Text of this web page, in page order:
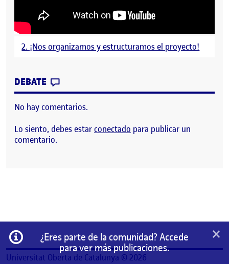
2. ¡Nos organizamos y estructuramos el proyecto!
DEBATE
No hay comentarios.
Lo siento, debes estarconectado para publicar un
comentario.
Información
¿Eres parte de la comunidad? Accede
para ver más publicaciones.
×
Universitat Oberta de Catalunya © 2026